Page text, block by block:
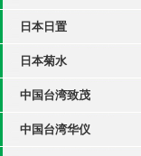
日本日置
日本菊水
中国台湾致茂
中国台湾华仪